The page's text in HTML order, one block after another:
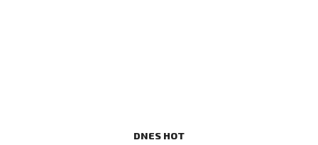
DNES HOT